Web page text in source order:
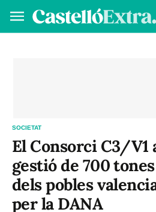
SOCIETAT
El Consorci C3/V1
gestió de 700
dels pobles
per la DANA